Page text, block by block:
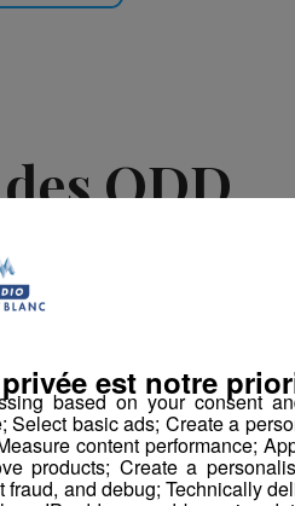
ODD
à jour le 6 février 2024 à 17h39
based on your consent
basic ads; Create a
content performance;
products; Create a
and debug; Technically
est notre